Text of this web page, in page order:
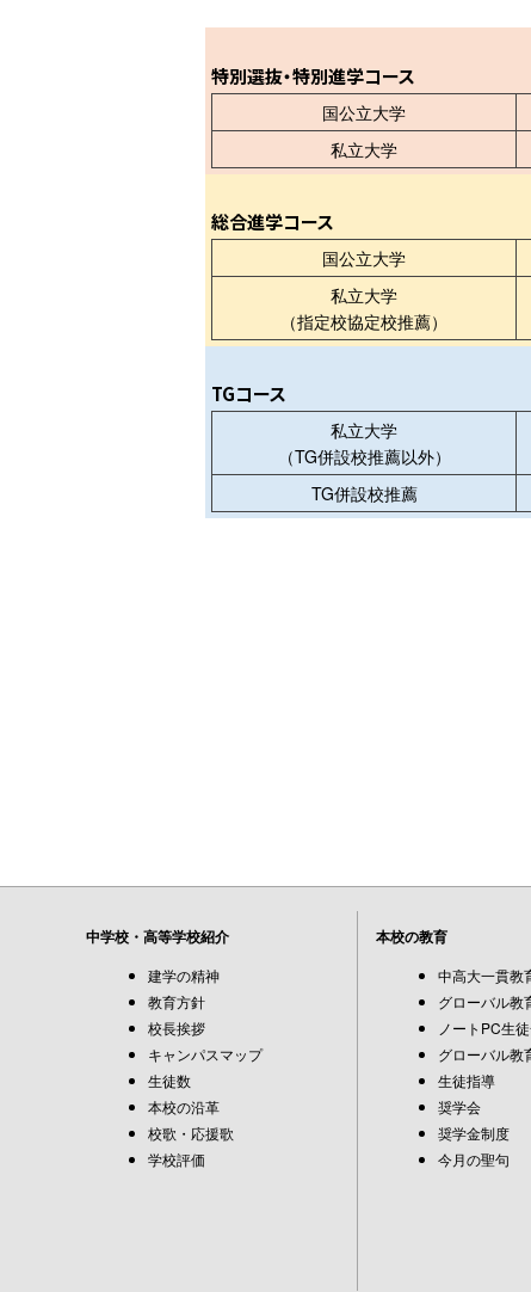
特別選抜・特別進学コース
国公立大学
私立大学
総合進学コース
国公立大学
私立大学
（指定校協定校推薦）
TGコース
私立大学
（TG併設校推薦以外）
TG併設校推薦
中学校・高等学校紹介
建学の精神
教育方針
校長挨拶
キャンパスマップ
生徒数
本校の沿革
校歌・応援歌
学校評価
本校の教育
中高大一貫教
グローバル教
ノートPC生
グローバル教
生徒指導
奨学会
奨学金制度
今月の聖句